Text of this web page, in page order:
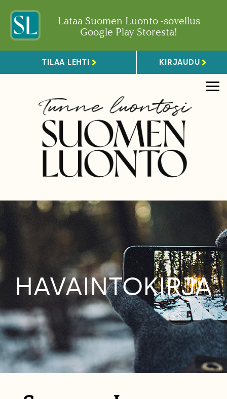
Lataa Suomen Luonto -sovellus
Google Play Storesta!
TILAA LEHTI KIRJAUDU
HAVAINTOKIRJA